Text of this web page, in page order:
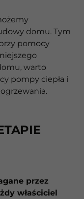
domu. Tym
pomocy
warto
pompy ciepła i
przez
właściciel